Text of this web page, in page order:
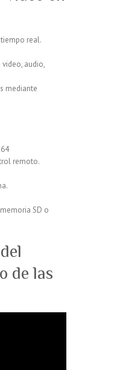
real.
audio,
mediante
remoto.
SD o
de las